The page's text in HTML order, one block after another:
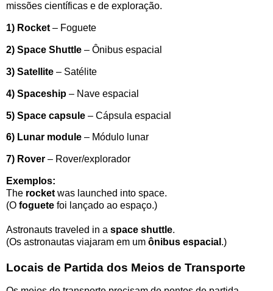
missões científicas e de exploração.
1) Rocket – Foguete
2) Space Shuttle – Ônibus espacial
3) Satellite – Satélite
4) Spaceship – Nave espacial
5) Space capsule – Cápsula espacial
6) Lunar module – Módulo lunar
7) Rover – Rover/explorador
Exemplos:
The rocket was launched into space.
(O foguete foi lançado ao espaço.)
Astronauts traveled in a space shuttle.
(Os astronautas viajaram em um ônibus espacial .)
Locais de Partida dos Meios de Transporte